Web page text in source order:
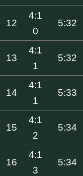
12
4:1
0
5:32
13
4:1
1
5:32
14
4:1
1
5:33
15
4:1
2
5:34
16
4:1
3
5:34